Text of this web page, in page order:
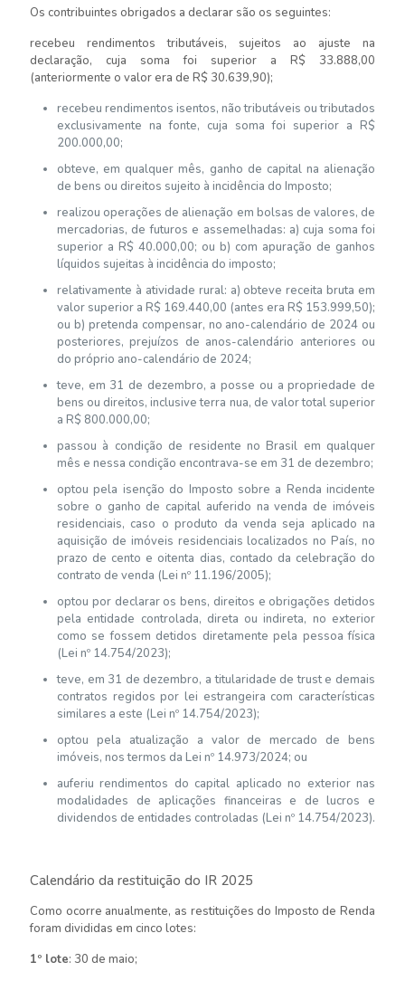
Os contribuintes obrigados a declarar são os seguintes:
recebeu rendimentos tributáveis, sujeitos ao ajuste na
declaração, cuja soma foi superior a R$ 33.888,00
(anteriormente o valor era de R$ 30.639,90);
recebeu rendimentos isentos, não tributáveis ou tributados
exclusivamente na fonte, cuja soma foi superior a R$
200.000,00;
obteve, em qualquer mês, ganho de capital na alienação
de bens ou direitos sujeito à incidência do Imposto;
realizou operações de alienação em bolsas de valores, de
mercadorias, de futuros e assemelhadas: a) cuja soma foi
superior a R$ 40.000,00; ou b) com apuração de ganhos
líquidos sujeitas à incidência do imposto;
relativamente à atividade rural: a) obteve receita bruta em
valor superior a R$ 169.440,00 (antes era R$ 153.999,50);
ou b) pretenda compensar, no ano-calendário de 2024 ou
posteriores, prejuízos de anos-calendário anteriores ou
do próprio ano-calendário de 2024;
teve, em 31 de dezembro, a posse ou a propriedade de
bens ou direitos, inclusive terra nua, de valor total superior
a R$ 800.000,00;
passou à condição de residente no Brasil em qualquer
mês e nessa condição encontrava-se em 31 de dezembro;
optou pela isenção do Imposto sobre a Renda incidente
sobre o ganho de capital auferido na venda de imóveis
residenciais, caso o produto da venda seja aplicado na
aquisição de imóveis residenciais localizados no País, no
prazo de cento e oitenta dias, contado da celebração do
contrato de venda (Lei nº 11.196/2005);
optou por declarar os bens, direitos e obrigações detidos
pela entidade controlada, direta ou indireta, no exterior
como se fossem detidos diretamente pela pessoa física
(Lei nº 14.754/2023);
teve, em 31 de dezembro, a titularidade de trust e demais
contratos regidos por lei estrangeira com características
similares a este (Lei nº 14.754/2023);
optou pela atualização a valor de mercado de bens
imóveis, nos termos da Lei nº 14.973/2024; ou
auferiu rendimentos do capital aplicado no exterior nas
modalidades de aplicações financeiras e de lucros e
dividendos de entidades controladas (Lei nº 14.754/2023).
Calendário da restituição do IR 2025
Como ocorre anualmente, as restituições do Imposto de Renda
foram divididas em cinco lotes:
1º lote: 30 de maio;